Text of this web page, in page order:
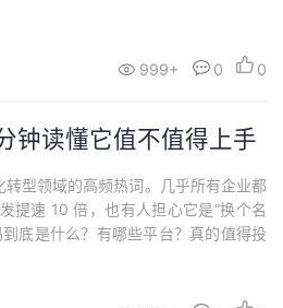
与灵活性的，是常被忽视的 “低代
：低代码与传统开发的 70% 效率差究
999+ 0 0
钟读懂它值不值得上手
转型领域的高频热词。几乎所有企业都
提速 10 倍，也有人担心它是“换个名
底是什么？有哪些平台？真的值得投
模块化配置 来快速开发应用的软件方